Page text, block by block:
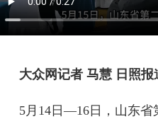
大众网记者 马慧 日照报
5月14日—16日，山东省第